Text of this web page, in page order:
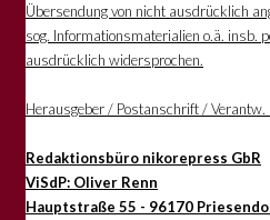
Übersendung von nicht ausdrücklich
sog. Informationsmaterialien o.ä. insb.
ausdrücklich widersprochen.
Herausgeber / Postanschrift / Verantw.
Redaktionsbüro nikorepress GbR
ViSdP: Oliver Renn
Hauptstraße 55 - 96170